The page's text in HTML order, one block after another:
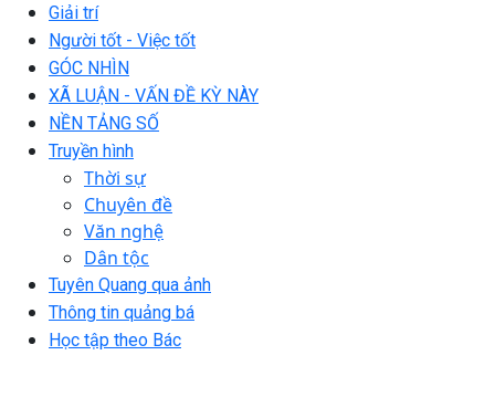
Giải trí
Người tốt - Việc tốt
GÓC NHÌN
XÃ LUẬN - VẤN ĐỀ KỲ NÀY
NỀN TẢNG SỐ
Truyền hình
Thời sự
Chuyên đề
Văn nghệ
Dân tộc
Tuyên Quang qua ảnh
Thông tin quảng bá
Học tập theo Bác